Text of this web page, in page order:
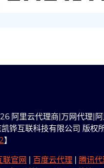
阿里云代理商|万网代理|阿
铧互联科技有限公司 版权
】
联官网 百度云代理 腾讯代